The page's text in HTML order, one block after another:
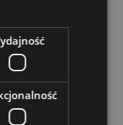
Solo White